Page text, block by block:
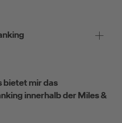
bietet mir das
innerhalb der Miles &